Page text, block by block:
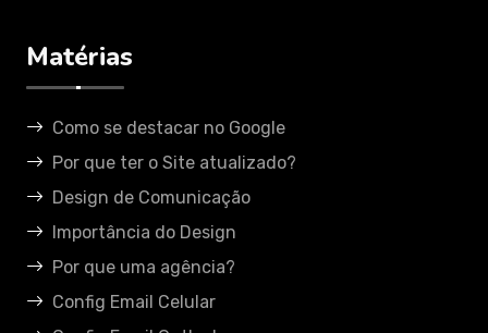
Matérias
Como se destacar no Google
Por que ter o Site atualizado?
Design de Comunicação
Importância do Design
Por que uma agência?
Config Email Celular